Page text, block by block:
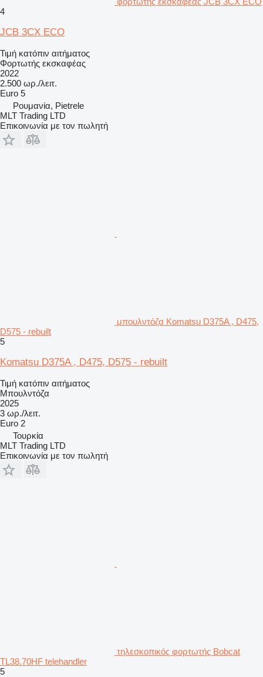
4
JCB 3CX ECO
Τιμή κατόπιν αιτήματος
Φορτωτής εκσκαφέας
2022
2.500 ωρ./λειτ.
Euro 5
Ρουμανία, Pietrele
MLT Trading LTD
Επικοινωνία με τον πωλητή
μπουλντόζα Komatsu D375A , D475,
D575 - rebuilt
5
Komatsu D375A , D475, D575 - rebuilt
Τιμή κατόπιν αιτήματος
Μπουλντόζα
2025
3 ωρ./λειτ.
Euro 2
Τουρκία
MLT Trading LTD
Επικοινωνία με τον πωλητή
τηλεσκοπικός φορτωτής Bobcat
TL38.70HF telehandler
5